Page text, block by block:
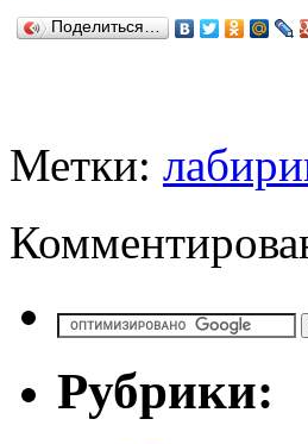
Поделиться…
Метки:
Рубрики: